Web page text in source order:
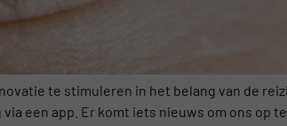
te stimuleren in het belang van de
een app. Er komt iets nieuws om ons op te